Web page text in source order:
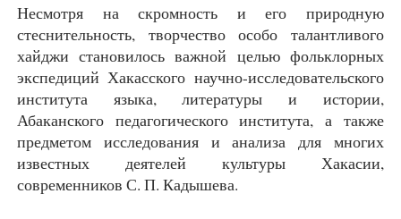
Несмотря на скромность и его природную
стеснительность, творчество особо талантливого
хайджи становилось важной целью фольклорных
экспедиций Хакасского научно-исследовательского
института языка, литературы и истории,
Абаканского педагогического института, а также
предметом исследования и анализа для многих
известных деятелей культуры Хакасии,
современников С. П. Кадышева.